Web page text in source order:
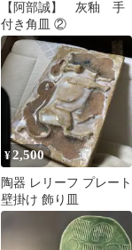
【阿部誠】 灰釉 手
付き角皿 ②
¥2,500
陶器 レリーフ プレート
壁掛け 飾り皿